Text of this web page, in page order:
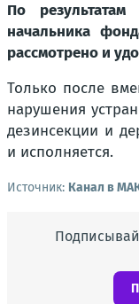
По
начальника
рассмотрено и
Только после
нарушения
дезинсекции и
и исполняется.
Источник: Канал в